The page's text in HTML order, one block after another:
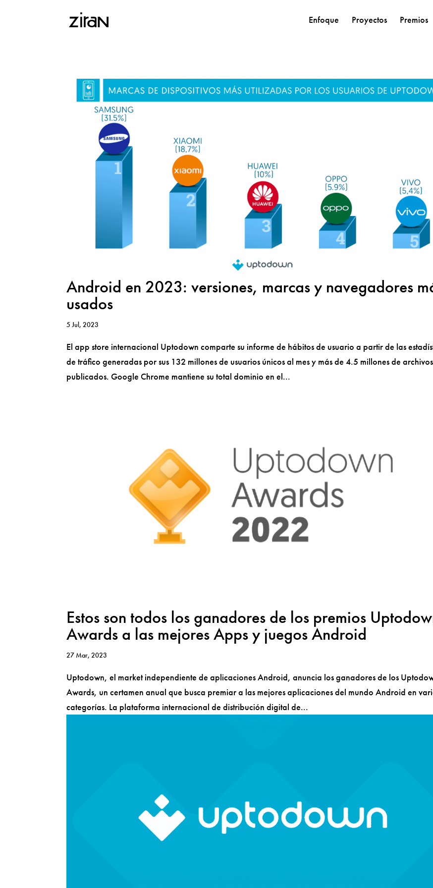
Enfoque Proyectos Premios
Android en 2023: versiones, marcas y navegadores
usados
5 Jul, 2023
El app store internacional Uptodown comparte su informe de hábitos de usuario a partir de las
de tráfico generadas por sus 132 millones de usuarios únicos al mes y más de 4.5 millones de archivos
publicados. Google Chrome mantiene su total dominio en el...
Estos son todos los ganadores de los premios
Awards a las mejores Apps y juegos Android
27 Mar, 2023
Uptodown, el market independiente de aplicaciones Android, anuncia los ganadores de los
Awards, un certamen anual que busca premiar a las mejores aplicaciones del mundo Android en
categorías. La plataforma internacional de distribución digital de...